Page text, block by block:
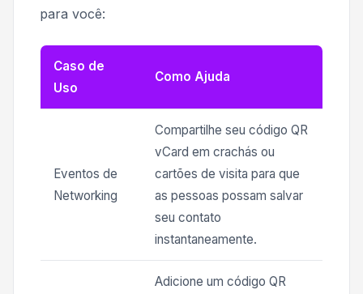
para você:
Caso de
Uso
Como Ajuda
Eventos de
Networking
Compartilhe seu código QR
vCard em crachás ou
cartões de visita para que
as pessoas possam salvar
seu contato
instantaneamente.
Adicione um código QR